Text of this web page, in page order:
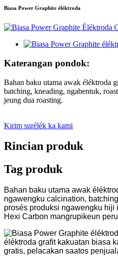
Biasa Power Graphite éléktroda
Katerangan pondok:
Bahan baku utama awak éléktroda
batching, kneading, ngabentuk,
jeung dua roasting.
Kirim surélék ka kami
Rincian produk
Tag produk
Bahan baku utama awak
ngawengku calcination,
prosés produksi ngawengku hiji
Hexi Carbon mangrupikeun
éléktroda grafit kakuatan biasa
gratis, pelacakan saatos